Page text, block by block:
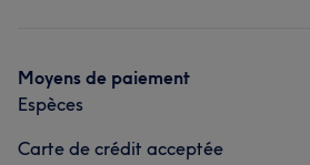
Moyens de paiement
Espèces
Carte de crédit acceptée